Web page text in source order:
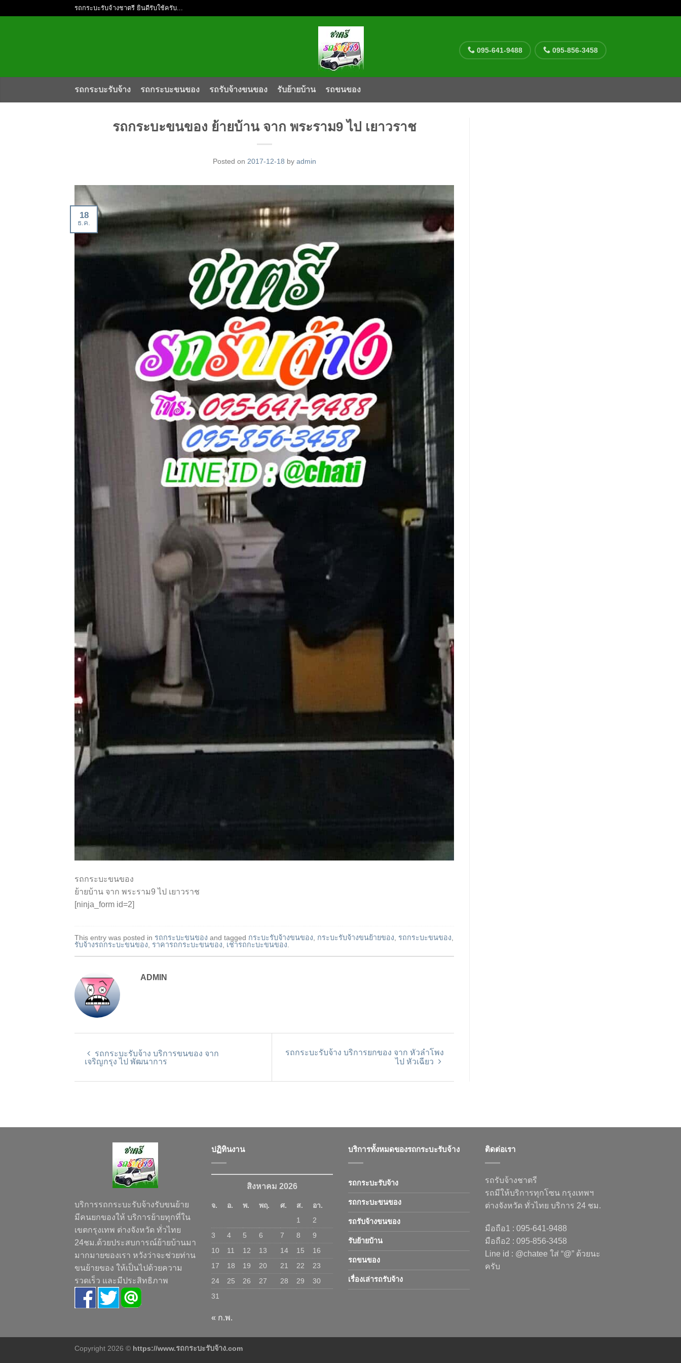
รถกระบะรับจ้างชาตรี ยินดีรับใช้ครับ...
095-641-9488 095-856-3458
รถกระบะรับจ้าง รถกระบะขนของ รถรับจ้างขนของ รับย้ายบ้าน รถขนของ
รถกระบะขนของ ย้ายบ้าน จาก พระราม9 ไป เยาวราช
Posted on 2017-12-18 by admin
18
ธ.ค.
รถกระบะขนของ
ย้ายบ้าน จาก พระราม9 ไป เยาวราช
[ninja_form id=2]
This entry was posted in รถกระบะขนของ and tagged กระบะรับจ้างขนของ กระบะรับจ้างขนย้ายของ รถกระบะขนของ
รับจ้างรถกระบะขนของ
ราคารถกระบะขนของ เช่ารถกะบะขนของ
ADMIN
รถกระบะรับจ้าง บริการขนของ จาก
เจริญกรุง ไป พัฒนาการ
รถกระบะรับจ้าง บริการยกของ จาก หัวลำโพง
ไป หัวเฉียว
บริการรถกระบะรับจ้างรับขนย้าย
มีคนยกของให้ บริการย้ายทุกที่ใน
เขตกรุงเทพ ต่างจังหวัด ทั่วไทย
24ชม.ด้วยประสบการณ์ย้ายบ้านมา
มากมายของเรา หวังว่าจะช่วยท่าน
ขนย้ายของ ให้เป็นไปด้วยความ
รวดเร็ว และมีประสิทธิภาพ
ปฏิทินงาน
สิงหาคม 2026
จ. อ. พ. พฤ. ศ. ส.
อา.
1
2
3
4 5 6 7 8
9
10
11 12 13 14 15
16
17
18 19 20 21 22
23
24
25 26 27 28 29
30
31
« ก.พ.
บริการทั้งหมดของรถกระบะรับจ้าง
รถกระบะรับจ้าง
รถกระบะขนของ
รถรับจ้างขนของ
รับย้ายบ้าน
รถขนของ
เรื่องเล่ารถรับจ้าง
ติดต่อเรา
รถรับจ้างชาตรี
รถมีให้บริการทุกโซน กรุงเทพฯ
ต่างจังหวัด ทั่วไทย บริการ 24 ชม.
มือถือ1 : 095-641-9488
มือถือ2 : 095-856-3458
Line id : @chatee ใส่ “@” ด้วยนะ
ครับ
Copyright 2026 © https://www.รถกระบะรับจ้าง.com